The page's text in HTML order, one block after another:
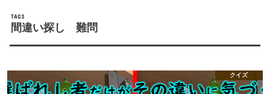
間違い探し 難問
クイズ